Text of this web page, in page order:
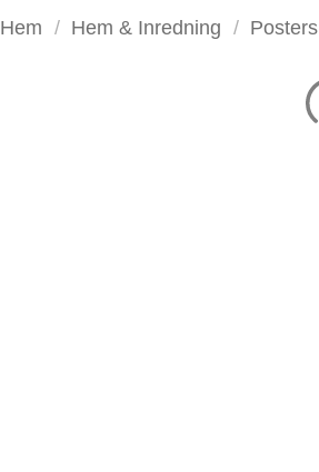
Hem / Hem & Inredning / Posters